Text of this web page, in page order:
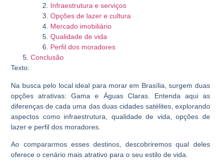
Infraestrutura e serviços
Opções de lazer e cultura
Mercado imobiliário
Qualidade de vida
Perfil dos moradores
Conclusão
Texto:
Na busca pelo local ideal para morar em Brasília, surgem duas
opções atrativas: Gama e Águas Claras. Entenda aqui as
diferenças de cada uma das duas cidades satélites, explorando
aspectos como infraestrutura, qualidade de vida, opções de
lazer e perfil dos moradores.
Ao compararmos esses destinos, descobriremos qual deles
oferece o cenário mais atrativo para o seu estilo de vida.